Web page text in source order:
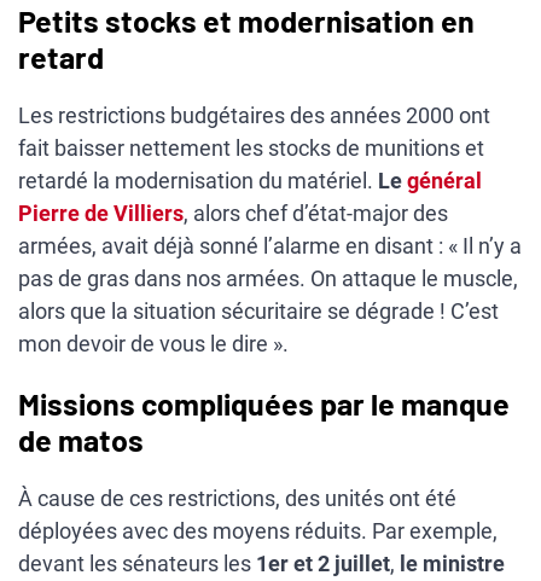
Petits stocks et modernisation en
retard
Les restrictions budgétaires des années 2000 ont
fait baisser nettement les stocks de munitions et
retardé la modernisation du matériel. Legénéral
Pierre de Villiers, alors chef d’état-major des
armées, avait déjà sonné l’alarme en disant : « Il n’y a
pas de gras dans nos armées. On attaque le muscle,
alors que la situation sécuritaire se dégrade ! C’est
mon devoir de vous le dire ».
Missions compliquées par le manque
de matos
À cause de ces restrictions, des unités ont été
déployées avec des moyens réduits. Par exemple,
devant les sénateurs les 1er et 2 juillet, le ministre